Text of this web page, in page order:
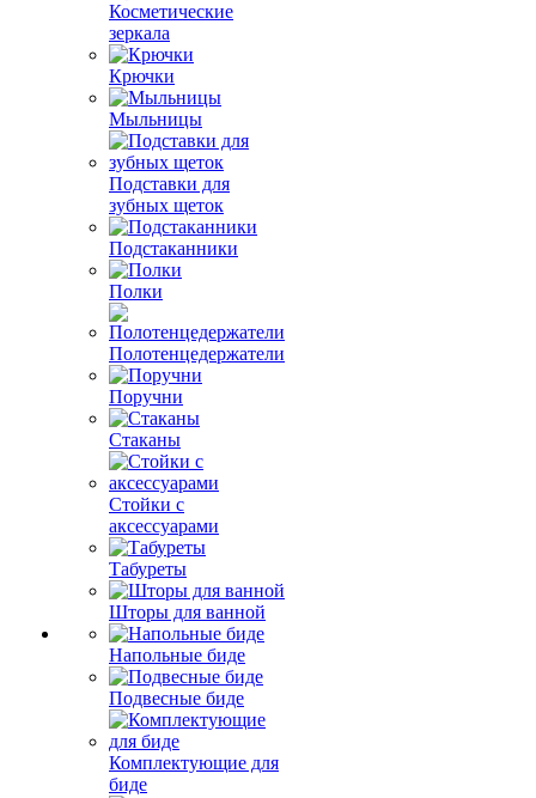
Косметические
зеркала
Крючки
Мыльницы
Подставки для
зубных щеток
Подстаканники
Полки
Полотенцедержатели
Поручни
Стаканы
Стойки с
аксессуарами
Табуреты
Шторы для ванной
Напольные биде
Подвесные биде
Комплектующие для
биде